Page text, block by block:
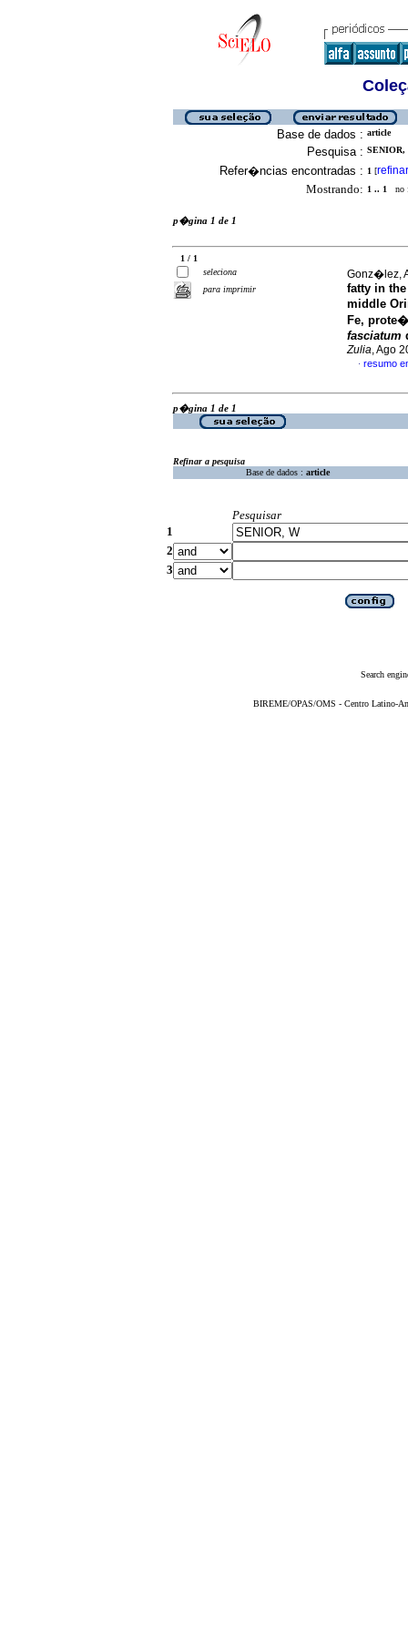
Base de dados : article
Pesquisa :
Refer�ncias encontradas : 1 [refinar
Mostrando: 1 .. 1 no
p�gina 1 de 1
1 / 1
seleciona
para imprimir
Gonz�lez,
fatty in
middle
Fe,
fasciatum
Zulia, Ago
· resumo
p�gina 1 de 1
Refinar a pesquisa
Base de dados : article
Pesquisar
1
2
3
Search
BIREME/OPAS/OMS - Centro Latino-